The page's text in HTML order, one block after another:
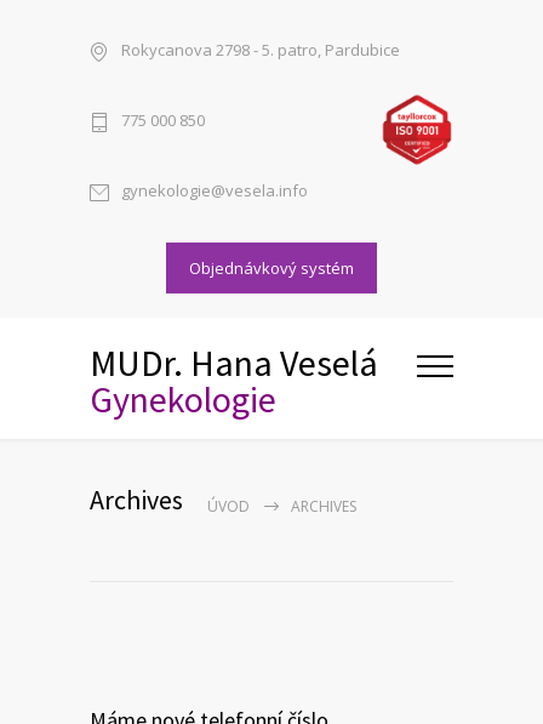
Rokycanova 2798 - 5. patro, Pardubice
775 000 850
gynekologie@vesela.info
Objednávkový systém
MUDr. Hana Veselá
Gynekologie
Archives ÚVOD ARCHIVES